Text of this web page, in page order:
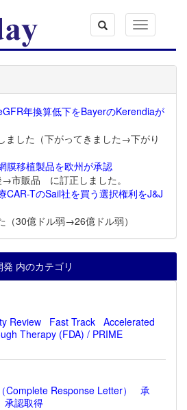
Toggle
navigation
年換算低下をBayerのKerendiaが
ました（下がってきました→下がり
膜移植製品を欧州が承認
市販品 に訂正しました。
CAR-TのSail社を買う選択権利をJ&J
（30億ドル弱→26億ドル弱）
発 内のカテゴリ
Review Fast Track Accelerated
Therapy (FDA) / PRIME
Complete Response Letter）
承
承認取得